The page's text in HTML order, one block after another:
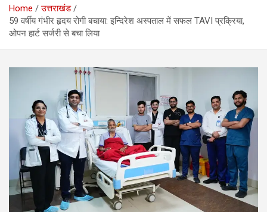
Home
उत्तराखंड
59 वर्षीय गंभीर हृदय रोगी बचाया: इन्दिरेश अस्पताल में सफल TAVI प्रक्रिया,
ओपन हार्ट सर्जरी से बचा लिया